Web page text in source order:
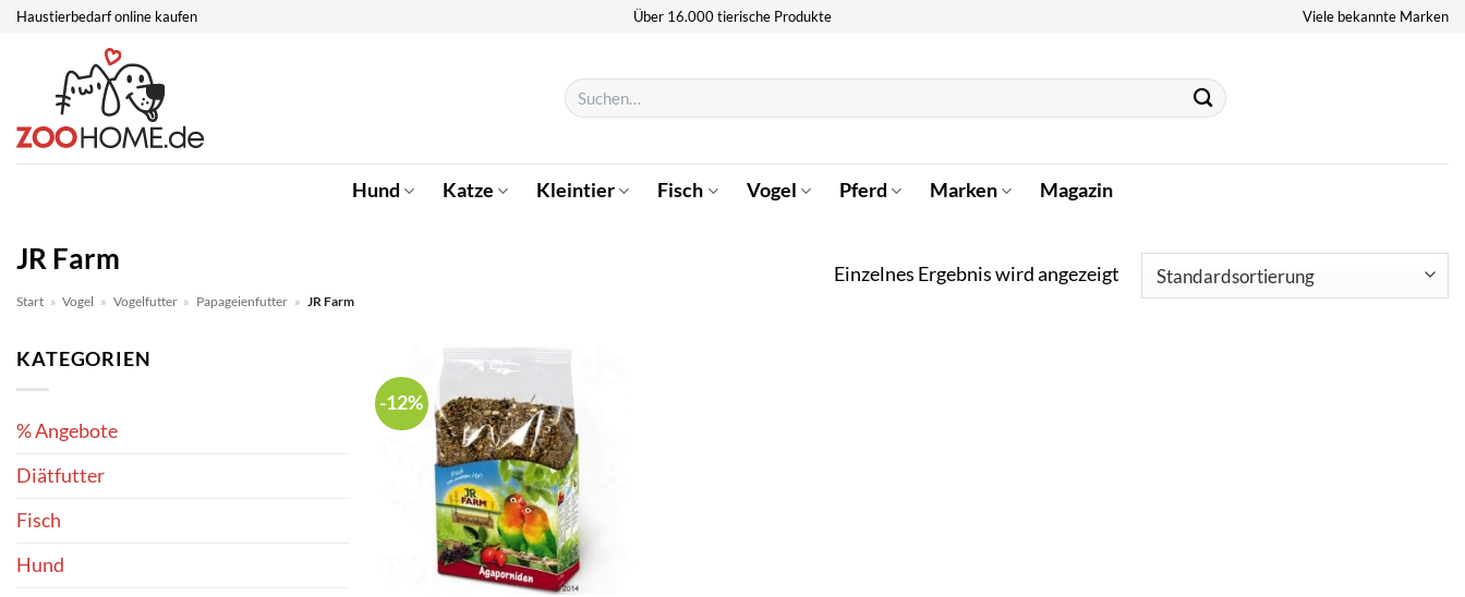
Zum
springen
Haustierbedarf online kaufen Über 16.000 tierische Produkte Viele bekannte Marken
Suchen
nach:
Hund Katze Kleintier Fisch Vogel Pferd Marken Magazin
JR Farm
Start » Vogel » Vogelfutter » Papageienfutter » JR Farm
Einzelnes Ergebnis wird angezeigt
KATEGORIEN
% Angebote
Diätfutter
Fisch
Hund
-12%